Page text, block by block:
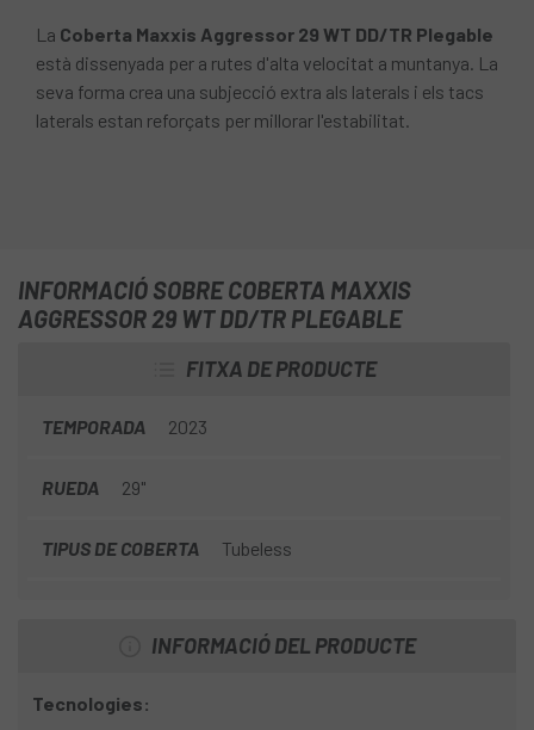
La Coberta Maxxis Aggressor 29 WT DD/TR Plegable
està dissenyada per a rutes d'alta velocitat a muntanya. La
seva forma crea una subjecció extra als laterals i els tacs
laterals estan reforçats per millorar l'estabilitat.
INFORMACIÓ SOBRE COBERTA MAXXIS
AGGRESSOR 29 WT DD/TR PLEGABLE
FITXA DE PRODUCTE
TEMPORADA 2023
RUEDA 29"
TIPUS DE COBERTA Tubeless
INFORMACIÓ DEL PRODUCTE
Tecnologies: